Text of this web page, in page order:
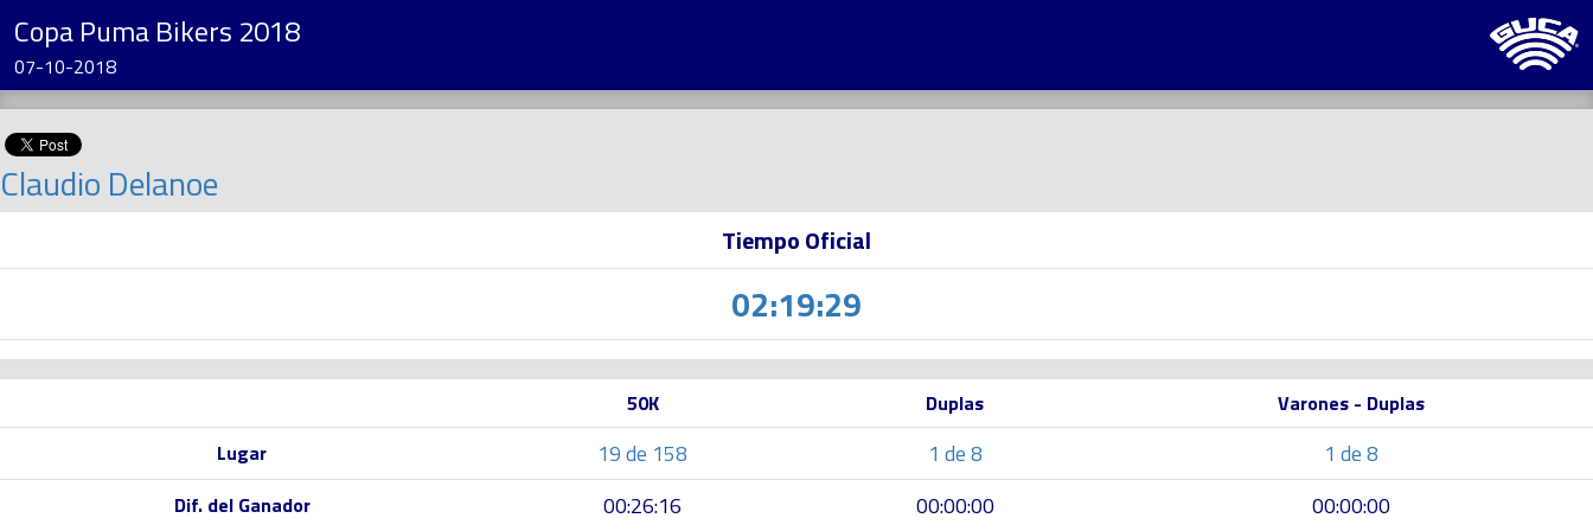
Copa Puma Bikers 2018
07-10-2018
Claudio Delanoe
Tiempo Oficial
02:19:29
50K Duplas
Varones - Duplas
Lugar
19 de 158 1 de 8 1 de 8
Dif. del Ganador 00:26:16 00:00:00 00:00:00